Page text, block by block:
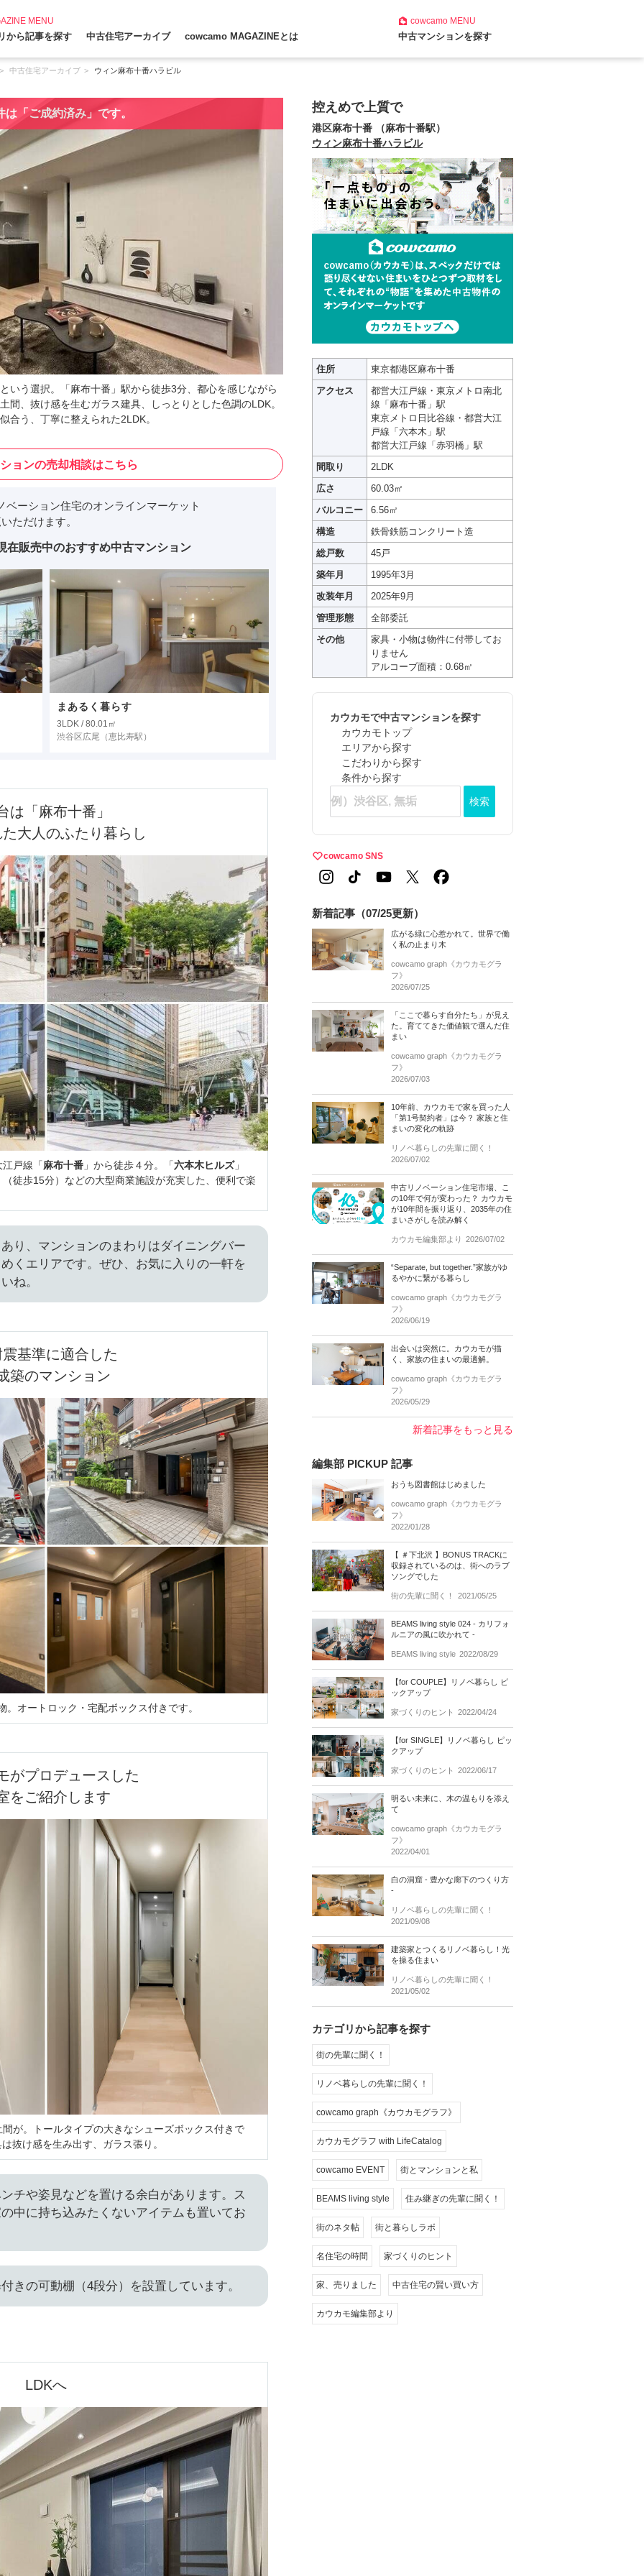
MENU
から記事を探す 中古住宅アーカイブ cowcamo MAGAZINEとは
cowcamoMENU
中古マンションを探す
中古住宅アーカイブ ウィン麻布十番ハラビル
は「ご成約済み」です。
いう選択。「麻布十番」駅から徒歩3分、都心を感じながら
間、抜け感を生むガラス建具、しっとりとした色調のLDK。
合う、丁寧に整えられた2LDK。
ョンの売却相談はこちら
ーション住宅のオンラインマーケット
ただけます。
在販売中のおすすめ中古マンション
まあるく暮らす
3LDK / 80.01㎡
渋谷区広尾 （恵比寿駅）
は「麻布十番」
大人のふたり暮らし
戸線「麻布十番 」から徒歩４分。「六本木ヒルズ」
（徒歩15分）などの大型商業施設が充実した、便利で楽
り、マンションのまわりはダイニングバー
くエリアです。ぜひ、お気に入りの一軒を
ね。
基準に適合した
築のマンション
オートロック・宅配ボックス付きです。
がプロデュースした
をご紹介します
が。トールタイプの大きなシューズボックス付きで
抜け感を生み出す、ガラス張り。
チや姿見などを置ける余白があります。ス
中に持ち込みたくないアイテムも置いてお
きの可動棚（4段分）を設置しています。
LDKへ
控えめで上質で
港区麻布十番 （麻布十番駅）
ウィン麻布十番ハラビル
住所
東京都港区麻布十番
アクセス
都営大江戸線・東京メトロ南北
線「麻布十番」駅
東京メトロ日比谷線・都営大江
戸線「六本木」駅
都営大江戸線「赤羽橋」駅
間取り
2LDK
広さ
60.03㎡
バルコニー
6.56㎡
構造
鉄骨鉄筋コンクリート造
総戸数
45戸
築年月
1995年3月
改装年月
2025年9月
管理形態
全部委託
その他
家具・小物は物件に付帯してお
りません
アルコーブ面積：0.68㎡
カウカモで中古マンションを探す
カウカモトップ
エリアから探す
こだわりから探す
条件から探す
検索
cowcamo SNS
新着記事（07/25更新）
広がる緑に心惹かれて。世界で働
く私の止まり木
cowcamo graph《カウカモグラ
フ》
2026/07/25
「ここで暮らす自分たち」が見え
た。育ててきた価値観で選んだ住
まい
cowcamo graph《カウカモグラ
フ》
2026/07/03
10年前、カウカモで家を買った人
「第1号契約者」は今？ 家族と住
まいの変化の軌跡
リノベ暮らしの先輩に聞く！
2026/07/02
中古リノベーション住宅市場、こ
の10年で何が変わった？ カウカモ
が10年間を振り返り、2035年の住
まいさがしを読み解く
カウカモ編集部より 2026/07/02
“Separate, but together.”家族がゆ
るやかに繋がる暮らし
cowcamo graph《カウカモグラ
フ》
2026/06/19
出会いは突然に。カウカモが描
く、家族の住まいの最適解。
cowcamo graph《カウカモグラ
フ》
2026/05/29
新着記事をもっと見る
編集部 PICKUP 記事
おうち図書館はじめました
cowcamo graph《カウカモグラ
フ》
2022/01/28
【 ＃下北沢 】BONUS TRACKに
収録されているのは、街へのラブ
ソングでした
街の先輩に聞く！ 2021/05/25
BEAMS living style 024 - カリフォ
ルニアの風に吹かれて -
BEAMS living style 2022/08/29
【for COUPLE】リノベ暮らし ピ
ックアップ
家づくりのヒント 2022/04/24
【for SINGLE】リノベ暮らし ピッ
クアップ
家づくりのヒント 2022/06/17
明るい未来に、木の温もりを添え
て
cowcamo graph《カウカモグラ
フ》
2022/04/01
白の洞窟 - 豊かな廊下のつくり方
-
リノベ暮らしの先輩に聞く！
2021/09/08
建築家とつくるリノベ暮らし！光
を操る住まい
リノベ暮らしの先輩に聞く！
2021/05/02
カテゴリから記事を探す
街の先輩に聞く！
リノベ暮らしの先輩に聞く！
cowcamo graph《カウカモグラフ》
カウカモグラフ with LifeCatalog
cowcamo EVENT 街とマンションと私
BEAMS living style 住み継ぎの先輩に聞く！
街のネタ帖 街と暮らしラボ
名住宅の時間 家づくりのヒント
家、売りました 中古住宅の賢い買い方
カウカモ編集部より